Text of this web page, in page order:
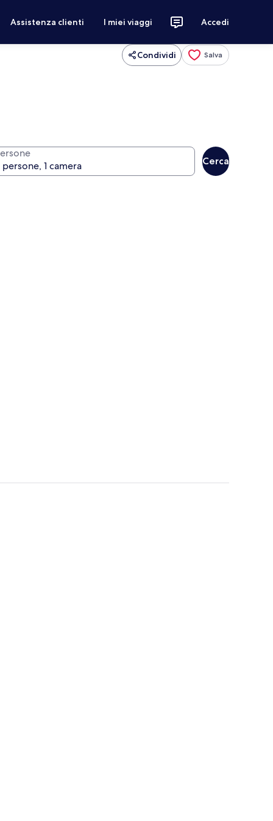
Assistenza clienti I miei viaggi Accedi
Condividi Salva
Cerca